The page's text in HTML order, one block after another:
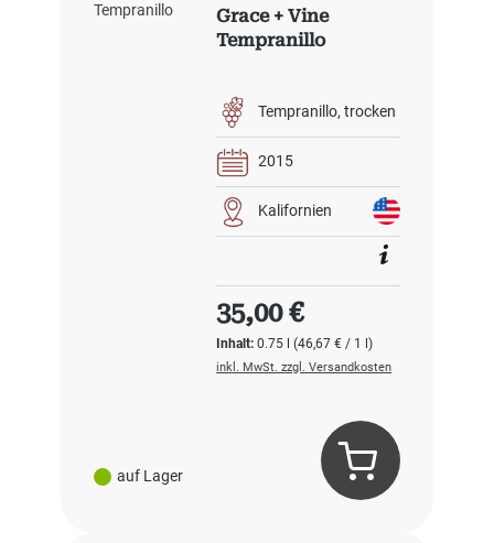
auf Lager
Grace + Vine
Tempranillo
Tempranillo trocken
2015
Kalifornien
Inhalt:0.75 l(46,67 € / 1 l)
Regulärer Preis:
35,00 €
inkl. MwSt. zzgl. Versandkosten